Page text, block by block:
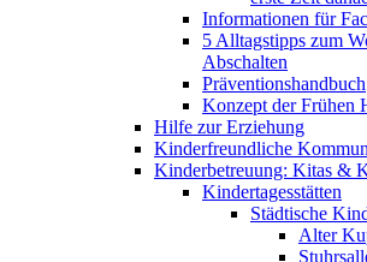
Informationen für
5 Alltagstipps zum
Abschalten
Präventionshandbuch
Konzept der Frühen
Hilfe zur Erziehung
Kinderfreundliche
Kinderbetreuung: Kitas &
Kindertagesstätten
Städtische
Alter